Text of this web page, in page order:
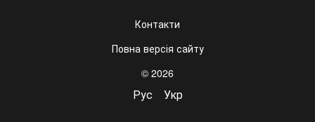
Контакти
Повна версія сайту
© 2026
Рус Укр